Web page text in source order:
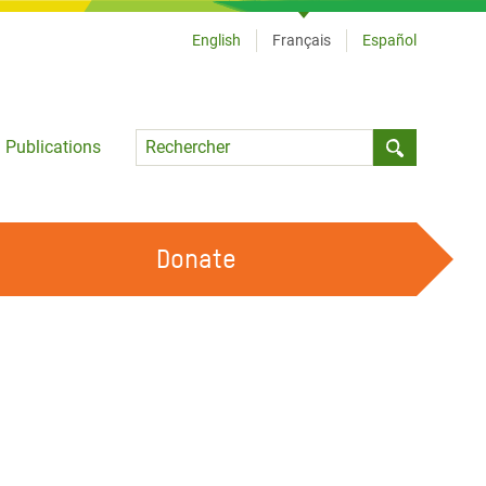
Publications
Language
English Français Español
Donate